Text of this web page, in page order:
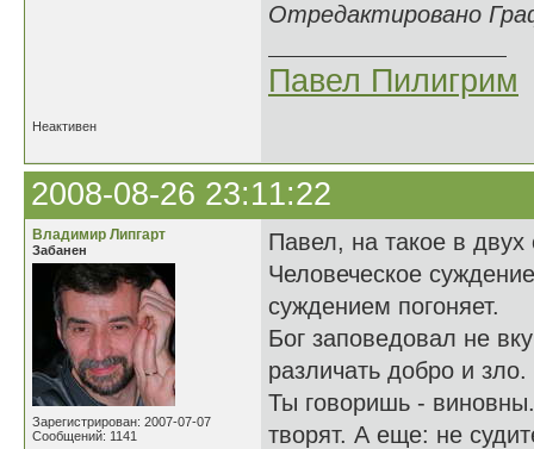
Отредактировано
Павел Пилигрим
Неактивен
2008-08-26 23:11:22
Владимир Липгарт
Забанен
Зарегистрирован: 2007-07-07
Сообщений: 1141
Павел, на такое в
Человеческое
суждением погоняет.
Бог заповедовал не
различать добро и
Ты говоришь -
творят. А еще: не